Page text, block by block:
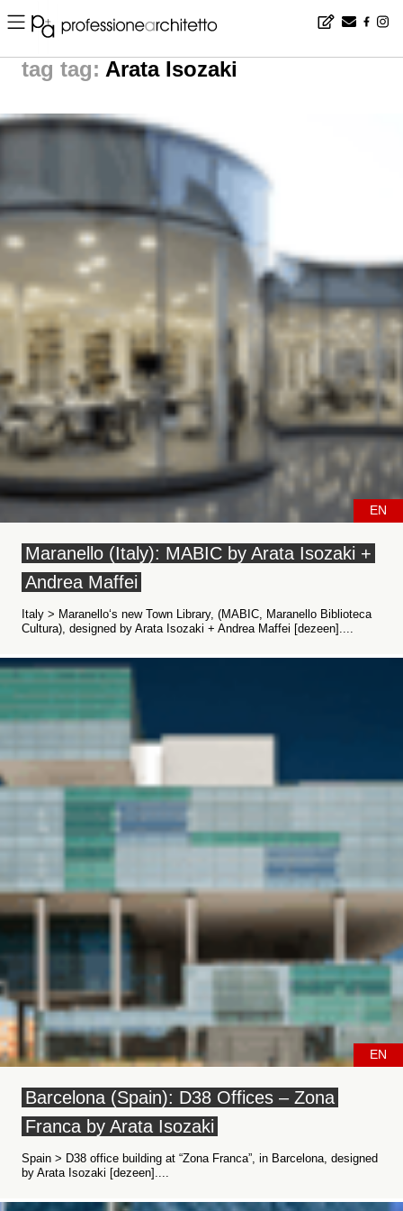
Home ▪ news ▪ tag: Arata Isozaki | noticias arquitectura
tag: Arata Isozaki
EN
Maranello (Italy): MABIC by Arata Isozaki +
Andrea Maffei
Italy > Maranello‘s new Town Library, (MABIC, Maranello Biblioteca
Cultura), designed by Arata Isozaki + Andrea Maffei [dezeen]....
EN
Barcelona (Spain): D38 Offices – Zona
Franca by Arata Isozaki
Spain > D38 office building at “Zona Franca”, in Barcelona, designed
by Arata Isozaki [dezeen]....